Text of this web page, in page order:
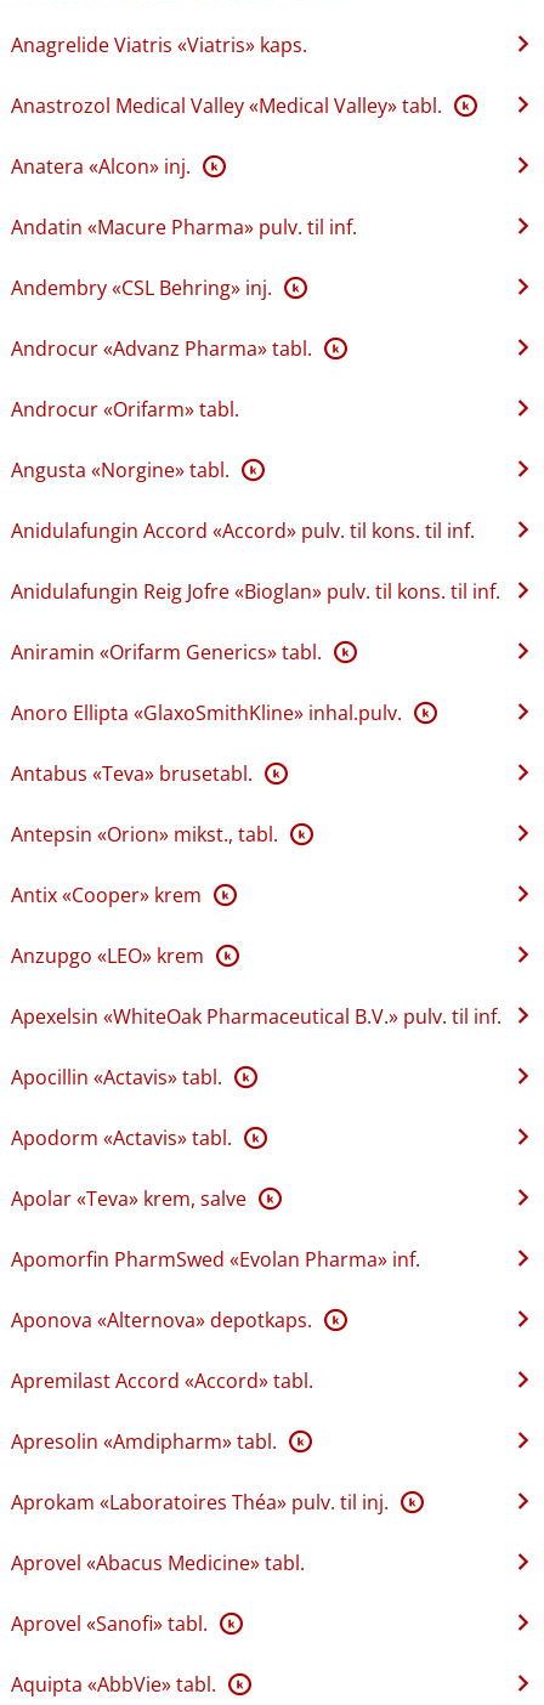
Anagrelide Viatris «Viatris» kaps.
Anastrozol Medical Valley «Medical Valley» tabl. K
Anatera «Alcon» inj. K
Andatin «Macure Pharma» pulv. til inf.
Andembry «CSL Behring» inj. K
Androcur «Advanz Pharma» tabl. K
Androcur «Orifarm» tabl.
Angusta «Norgine» tabl. K
Anidulafungin Accord «Accord» pulv. til kons. til inf.
Anidulafungin Reig Jofre «Bioglan» pulv. til kons. til inf.
Aniramin «Orifarm Generics» tabl. K
Anoro Ellipta «GlaxoSmithKline» inhal.pulv. K
Antabus «Teva» brusetabl. K
Antepsin «Orion» mikst., tabl. K
Antix «Cooper» krem K
Anzupgo «LEO» krem K
Apexelsin «WhiteOak Pharmaceutical B.V.» pulv. til inf.
Apocillin «Actavis» tabl. K
Apodorm «Actavis» tabl. K
Apolar «Teva» krem, salve K
Apomorfin PharmSwed «Evolan Pharma» inf.
Aponova «Alternova» depotkaps. K
Apremilast Accord «Accord» tabl.
Apresolin «Amdipharm» tabl. K
Aprokam «Laboratoires Théa» pulv. til inj. K
Aprovel «Abacus Medicine» tabl.
Aprovel «Sanofi» tabl. K
Aquipta «AbbVie» tabl. K